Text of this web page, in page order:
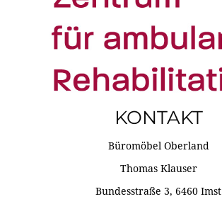
KONTAKT
Büromöbel Oberland
Thomas Klauser
Bundesstraße 3, 6460 Imst